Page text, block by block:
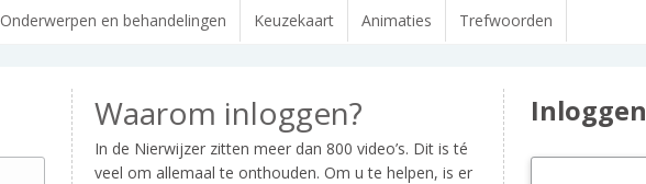
Onderwerpen en behandelingen Keuzekaart Animaties Trefwoorden
Waarom inloggen?
In de Nierwijzer zitten meer dan 800 video’s. Dit is té
veel om allemaal te onthouden. Om u te helpen, is er
Inloggen